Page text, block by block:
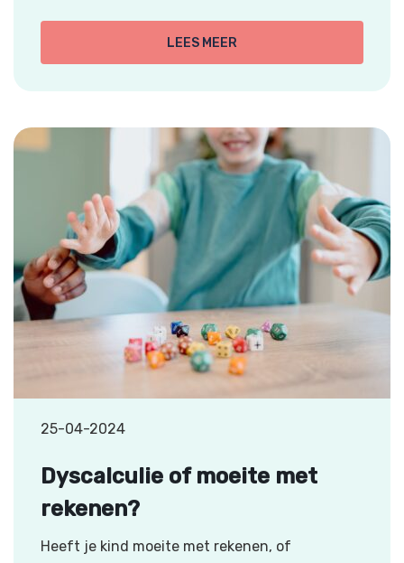
LEES MEER
25-04-2024
Dyscalculie of moeite met
rekenen?
Heeft je kind moeite met rekenen, of